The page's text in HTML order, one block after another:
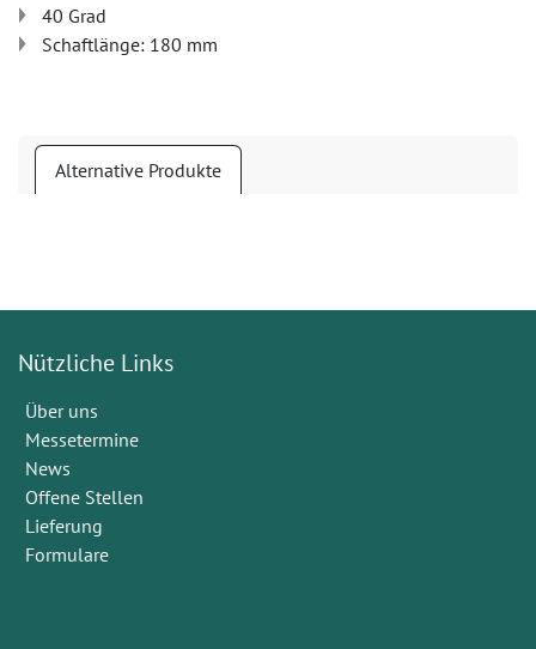
40 Grad
Schaftlänge: 180 mm
Alternative Produkte
Nützliche Links
Über uns
Messetermine
News
Offene Stellen
Lieferung
Formulare